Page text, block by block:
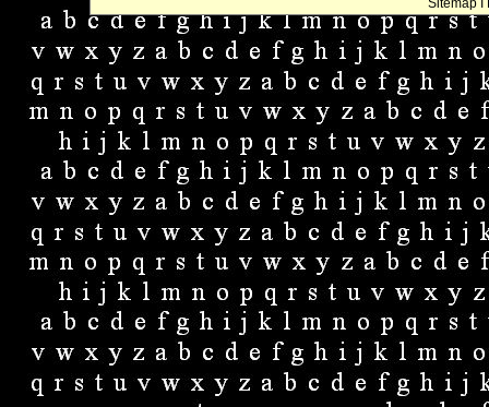
SitemapI